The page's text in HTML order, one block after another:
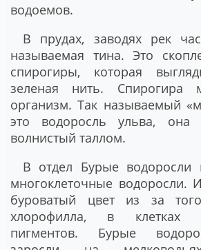
водоемов.
В прудах, заводях рек
называемая тина. Это
спирогиры, которая
зеленая нить. Спирогира
организм. Так называемый
это водоросль ульва, она
волнистый таллом.
В отдел Бурые водоросли
многоклеточные водоросли.
буроватый цвет из за
хлорофилла, в клетках
пигментов. Бурые